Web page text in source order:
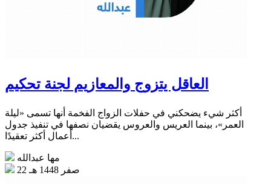
العاقل يتزوج والمعازيم لجنة تحكيم
أكثر شيء يضحكني في حفلات الزواج الفخمة أنها تسمى «ليلة
العمر»، بينما العريس والعروس يقضيان نصفها في تنفيذ جدول
أعمال أكثر تعقيدًا...
مها عبدالله
22 صفر 1448 هـ